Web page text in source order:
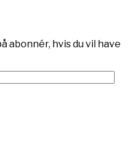
abonnér, hvis du vil have